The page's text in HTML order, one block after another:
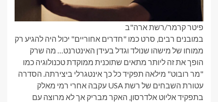
פיטר קרמר/רשת ארה"ב
במובנים רבים, סרט כמו "חדרים אחוריים" יכול היה להגיע רק
ממוחו של מישהו שנולד וגדל בעידן האינטרנט… מה שרק
הופך את זה ליותר מתאים שתוכנית ממוקדת טכנולוגיה כמו
"מר רובוט" מילאה תפקיד כל כך אינטגרלי ביצירתה. הסדרה
עטורת השבחים של רשת USA עקבה אחרי רמי מאלק
בתפקיד אליוט אלדרסון, האקר מבריק אך לא מרוצה עם